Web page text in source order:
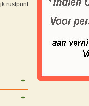
rustpunt